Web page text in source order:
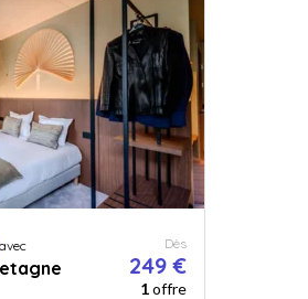
avec Dès
249 €
1offre